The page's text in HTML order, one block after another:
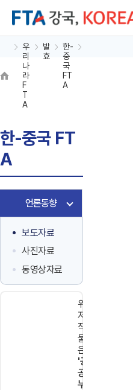
우
리
나
라
F
T
A
발
효
한-
중
국
FT
A
한-중국 FT
A
언론동향
보도자료
사진자료
동영상자료
위
저
작
물
은
'공
공
누